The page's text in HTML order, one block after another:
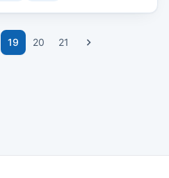
19 20 21